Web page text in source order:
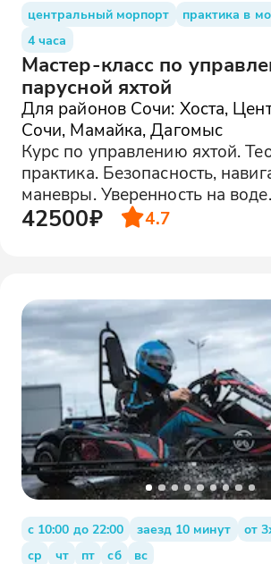
центральный морпорт практика в
4 часа
Мастер-класс по
парусной яхтой
Для районов Сочи: Хоста,
Сочи, Мамайка, Дагомыс
Курс по управлению яхтой.
практика. Безопасность,
маневры. Уверенность на воде.
42500₽ 4.7
с 10:00 до 22:00 заезд 10 минут от
ср
чт пт сб вс